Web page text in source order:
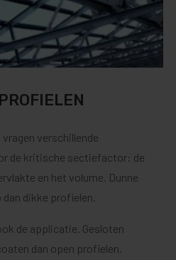
verschillende
de kritische sectiefactor: de
en het volume. Dunne
dikke profielen.
de applicatie. Gesloten
dan open profielen.